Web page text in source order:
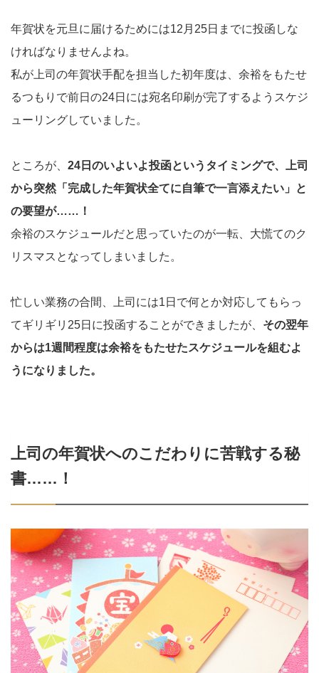
年賀状を元旦に届けるためには12月25日までに投函しな
ければなりませんよね。
私が上司の年賀状手配を担当した初年度は、余裕をもたせ
るつもりで前日の24日には宛名印刷が完了するようスケジ
ューリングしていました。
ところが、 24日のいよいよ投函というタイミングで、上司
から突然「完成した年賀状全てに自筆で一言添えたい」と
の要望が……！
余裕のスケジュールだと思っていたのが一転、大慌てのク
リスマスとなってしまいました。
忙しい業務の合間、上司には1日で何とか対応してもらっ
てギリギリ25日に投函することができましたが、 その翌年
からは1週間程度は余裕をもたせたスケジュールを組むよ
うになりました。
上司の年賀状へのこだわりに苦戦する秘
書……！